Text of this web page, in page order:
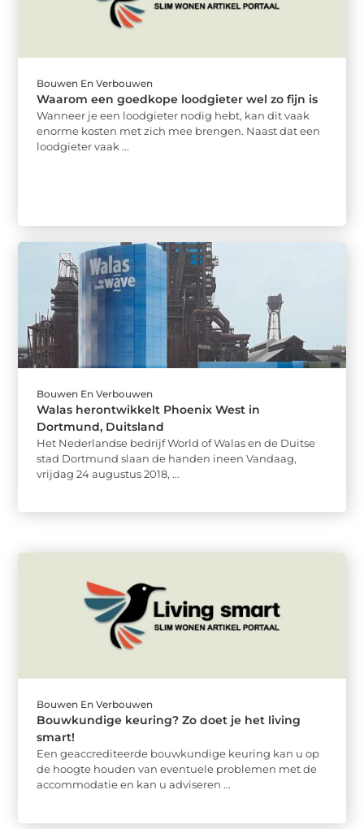
Bouwen En Verbouwen
Waarom een goedkope loodgieter wel zo fijn is
Wanneer je een loodgieter nodig hebt, kan dit vaak
enorme kosten met zich mee brengen. Naast dat een
loodgieter vaak ...
Bouwen En Verbouwen
Walas herontwikkelt Phoenix West in
Dortmund, Duitsland
Het Nederlandse bedrijf World of Walas en de Duitse
stad Dortmund slaan de handen ineen Vandaag,
vrijdag 24 augustus 2018, ...
Bouwen En Verbouwen
Bouwkundige keuring? Zo doet je het living
smart!
Een geaccrediteerde bouwkundige keuring kan u op
de hoogte houden van eventuele problemen met de
accommodatie en kan u adviseren ...